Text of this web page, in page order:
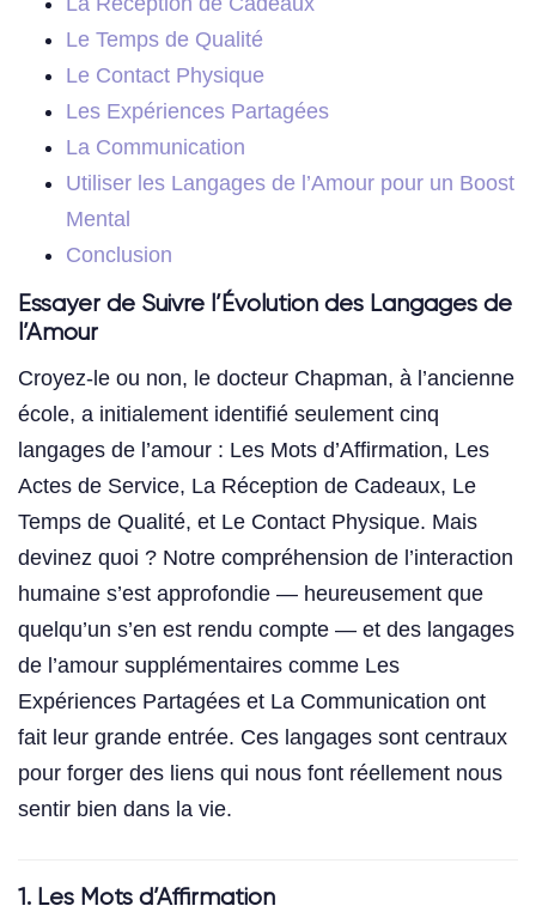
Le Temps de Qualité
Le Contact Physique
Les Expériences Partagées
La Communication
Utiliser les Langages de l’Amour pour un Boost
Mental
Conclusion
Essayer de Suivre l’Évolution des Langages de
l’Amour
Croyez-le ou non, le docteur Chapman, à l’ancienne
école, a initialement identifié seulement cinq
langages de l’amour : Les Mots d’Affirmation, Les
Actes de Service, La Réception de Cadeaux, Le
Temps de Qualité, et Le Contact Physique. Mais
devinez quoi ? Notre compréhension de l’interaction
humaine s’est approfondie — heureusement que
quelqu’un s’en est rendu compte — et des langages
de l’amour supplémentaires comme Les
Expériences Partagées et La Communication ont
fait leur grande entrée. Ces langages sont centraux
pour forger des liens qui nous font réellement nous
sentir bien dans la vie.
1. Les Mots d’Affirmation